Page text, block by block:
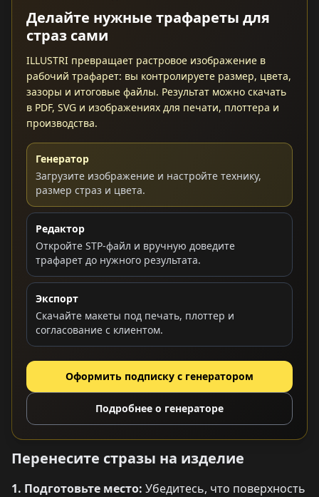
Делайте нужные трафареты для
страз сами
ILLUSTRI превращает растровое изображение в
рабочий трафарет: вы контролируете размер, цвета,
зазоры и итоговые файлы. Результат можно скачать
в PDF, SVG и изображениях для печати, плоттера и
производства.
Генератор
Загрузите изображение и настройте технику,
размер страз и цвета.
Редактор
Откройте STP-файл и вручную доведите
трафарет до нужного результата.
Экспорт
Скачайте макеты под печать, плоттер и
согласование с клиентом.
Оформить подписку с генератором
Подробнее о генераторе
Перенесите стразы на изделие
1. Подготовьте место: Убедитесь, что поверхность